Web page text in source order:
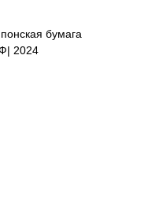
бумага
2024